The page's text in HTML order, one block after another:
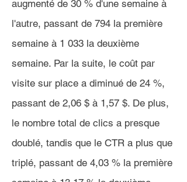
augmenté de 30 % d'une semaine à
l'autre, passant de 794 la première
semaine à 1 033 la deuxième
semaine. Par la suite, le coût par
visite sur place a diminué de 24 %,
passant de 2,06 $ à 1,57 $. De plus,
le nombre total de clics a presque
doublé, tandis que le CTR a plus que
triplé, passant de 4,03 % la première